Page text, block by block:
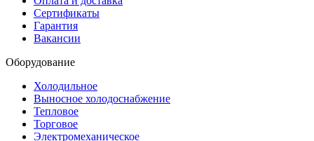
Сертификаты
Гарантия
Вакансии
Оборудование
Холодильное
Выносное холодоснабжение
Тепловое
Торговое
Электромеханическое